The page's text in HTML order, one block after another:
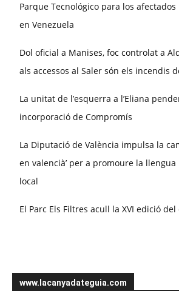
Parque Tecnológico para los
en Venezuela
Dol oficial a Manises, foc controlat a
als accessos al Saler són els incendis
La unitat de l’esquerra a l’Eliana
incorporació de Compromís
La Diputació de València impulsa la
en valencià’ per a promoure la
local
El Parc Els Filtres acull la XVI edició del
www.lacanyadateguia.com